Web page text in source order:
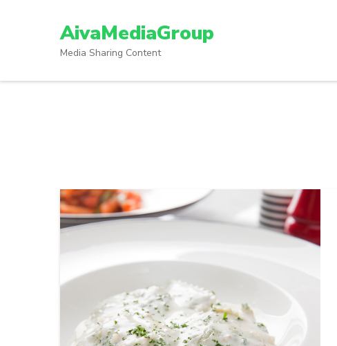
Enter)
AivaMediaGroup
Media Sharing Content